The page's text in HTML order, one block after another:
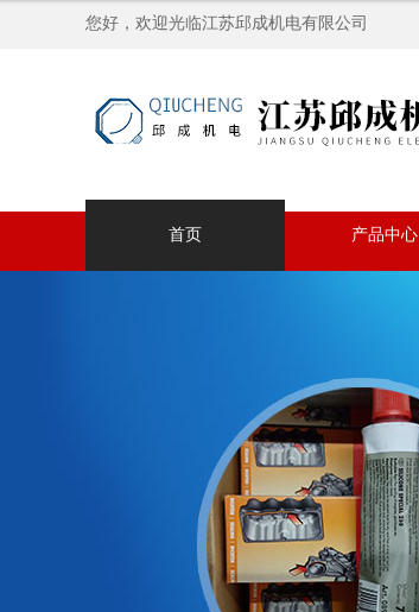
您好，欢迎光临江苏邱成机电有限公司
首页 产品中心